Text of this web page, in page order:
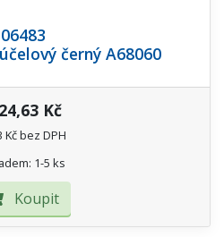
06483
černý A68060
Kč
Kč bez DPH
1-5 ks
Koupit